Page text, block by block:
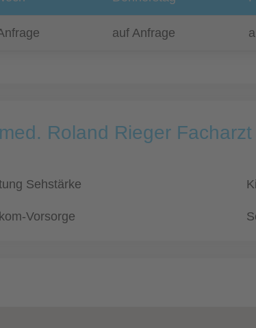
auf Anfrage
Roland Rieger
Sehstärke
Vorsorge